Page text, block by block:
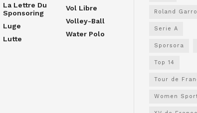
La Lettre Du
Sponsoring
Luge
Lutte
Vol Libre
Volley-Ball
Water Polo
Roland
Serie A
Sporsora
Top 14
Tour de
Women